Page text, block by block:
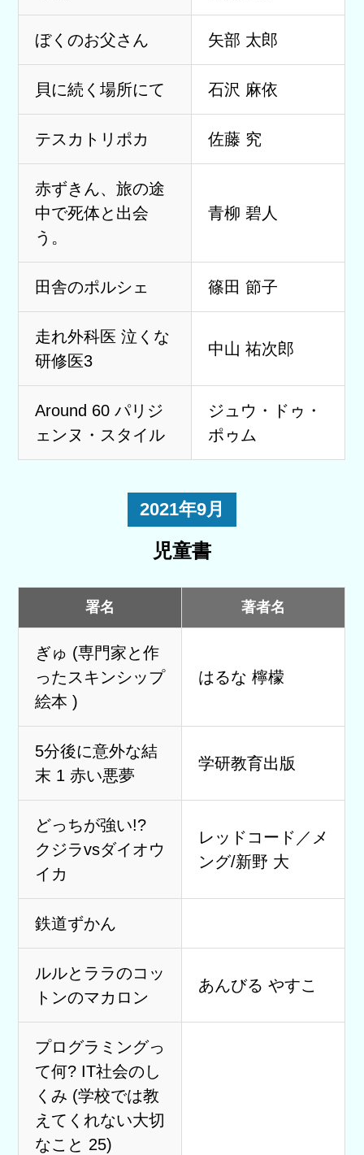
ぼくのお父さん 矢部 太郎
貝に続く場所にて 石沢 麻依
テスカトリポカ 佐藤 究
赤ずきん、旅の途
中で死体と出会
う。
青柳 碧人
田舎のポルシェ 篠田 節子
走れ外科医 泣くな
研修医3
中山 祐次郎
Around 60 パリジ
ェンヌ・スタイル
ジュウ・ドゥ・
ポゥム
2021年9月
児童書
署名 著者名
ぎゅ (専門家と作
ったスキンシップ
絵本 )
はるな 檸檬
5分後に意外な結
末 1 赤い悪夢
学研教育出版
どっちが強い!?
クジラvsダイオウ
イカ
レッドコード／メ
ング/新野 大
鉄道ずかん
ルルとララのコッ
トンのマカロン
あんびる やすこ
プログラミングっ
て何? IT社会のし
くみ (学校では教
えてくれない大切
なこと 25)